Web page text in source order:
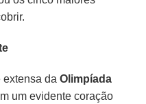
extensa daOlimpíada
um evidente coração